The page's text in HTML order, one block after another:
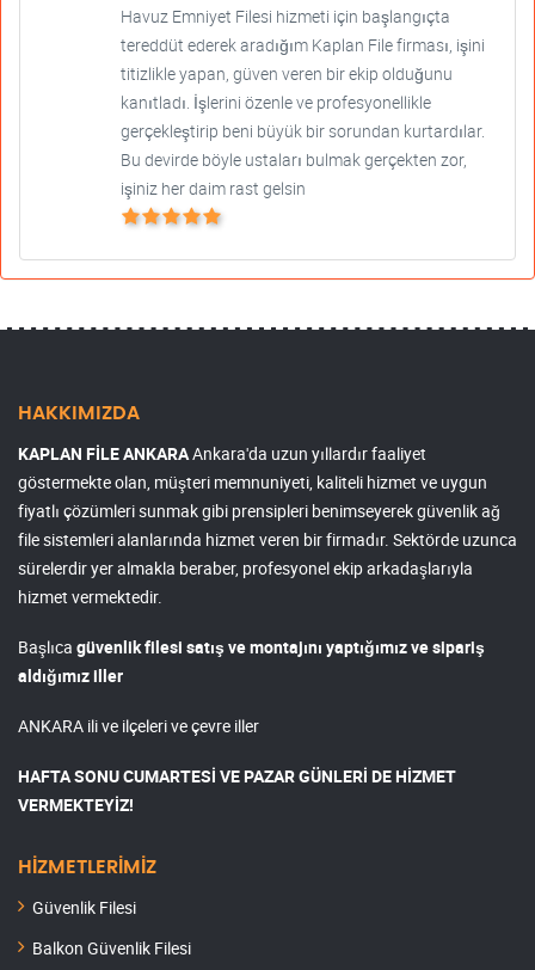
Havuz Emniyet Filesi hizmeti için başlangıçta
tereddüt ederek aradığım Kaplan File firması, işini
titizlikle yapan, güven veren bir ekip olduğunu
kanıtladı. İşlerini özenle ve profesyonellikle
gerçekleştirip beni büyük bir sorundan kurtardılar.
Bu devirde böyle ustaları bulmak gerçekten zor,
işiniz her daim rast gelsin
HAKKIMIZDA
KAPLAN FİLE ANKARAAnkara'da uzun yıllardır faaliyet
göstermekte olan, müşteri memnuniyeti, kaliteli hizmet ve uygun
fiyatlı çözümleri sunmak gibi prensipleri benimseyerek güvenlik ağ
file sistemleri alanlarında hizmet veren bir firmadır. Sektörde uzunca
sürelerdir yer almakla beraber, profesyonel ekip arkadaşlarıyla
hizmet vermektedir.
Başlıca güvenlik filesi satış ve montajını yaptığımız ve sipariş
aldığımız iller
ANKARA ili ve ilçeleri ve çevre iller
HAFTA SONU CUMARTESİ VE PAZAR GÜNLERİ DE HİZMET
VERMEKTEYİZ!
HİZMETLERİMİZ
Güvenlik Filesi
Balkon Güvenlik Filesi